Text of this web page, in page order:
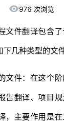
976 次浏览
件翻译包含了
几种类型的文件
件：在这个阶
告翻译、项目
，主要作用是